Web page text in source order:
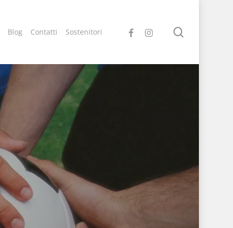
Blog Contatti Sostenitori facebookinstagram